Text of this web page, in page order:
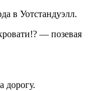
в Уотстандуэлл.
— позевая
дорогу.